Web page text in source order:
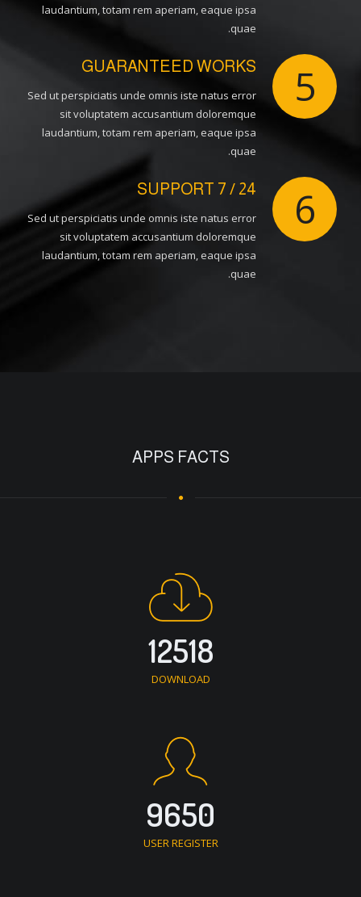
laudantium, totam rem aperiam, eaque ipsa
quae.
5
GUARANTEED WORKS
Sed ut perspiciatis unde omnis iste natus error
sit voluptatem accusantium doloremque
laudantium, totam rem aperiam, eaque ipsa
quae.
6
24 / 7 SUPPORT
Sed ut perspiciatis unde omnis iste natus error
sit voluptatem accusantium doloremque
laudantium, totam rem aperiam, eaque ipsa
quae.
APPS FACTS
12518
DOWNLOAD
9650
USER REGISTER